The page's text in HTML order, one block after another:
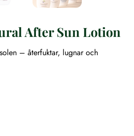
After Sun Lotion
– återfuktar, lugnar och